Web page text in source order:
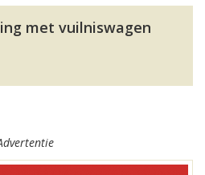
met vuilniswagen